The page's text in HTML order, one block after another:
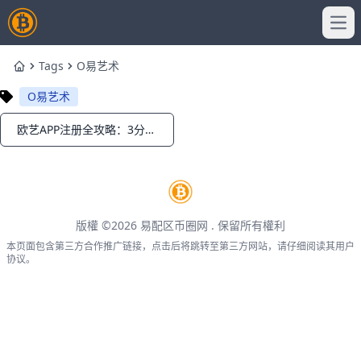
HomeTags
O易艺术
O易艺术
Notifications 欧艺APP注册全攻略：3分钟速成新手必备！
版權 ©2026 易配区币圈网 . 保留所有權利
本页面包含第三方合作推广链接，点击后将跳转至第三方网站，请仔细阅读其用户
协议。